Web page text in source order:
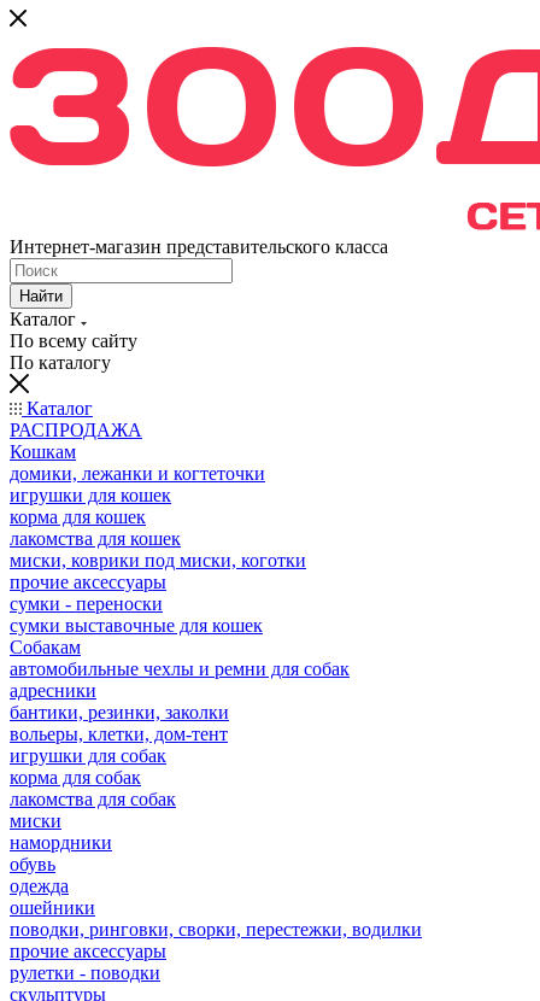
Интернет-магазин представительского класса
Найти
Каталог
По всему сайту
По каталогу
Каталог
РАСПРОДАЖА
Кошкам
домики, лежанки и когтеточки
игрушки для кошек
корма для кошек
лакомства для кошек
миски, коврики под миски, коготки
прочие аксессуары
сумки - переноски
сумки выставочные для кошек
Собакам
автомобильные чехлы и ремни для собак
адресники
бантики, резинки, заколки
вольеры, клетки, дом-тент
игрушки для собак
корма для собак
лакомства для собак
миски
намордники
обувь
одежда
ошейники
поводки, ринговки, сворки, перестежки, водилки
прочие аксессуары
рулетки - поводки
скульптуры